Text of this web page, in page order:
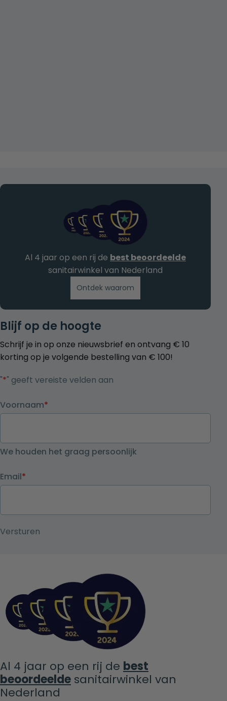
Blijf op de hoogte
Schrijf je in op onze nieuwsbrief en ontvang € 10
korting op je volgende bestelling van € 100!
"*" geeft vereiste velden aan
Voornaam*
We houden het graag persoonlijk
Email*
Al 4 jaar op een rij de best beoordeelde
sanitairwinkel van Nederland
Ontdek waarom
Al 4 jaar op een rij de best
beoordeelde sanitairwinkel van
Nederland